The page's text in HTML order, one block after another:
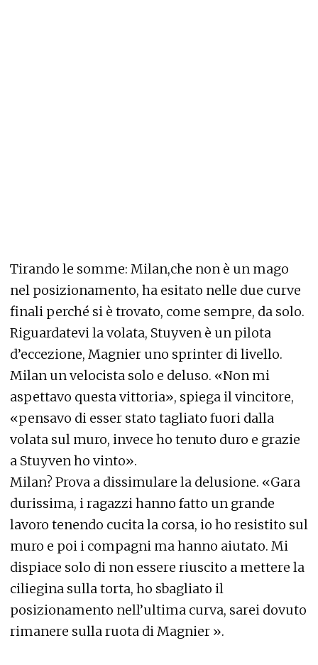
Tirando le somme: Milan,che non è un mago
nel posizionamento, ha esitato nelle due curve
finali perché si è trovato, come sempre, da solo.
Riguardatevi la volata, Stuyven è un pilota
d’eccezione, Magnier uno sprinter di livello.
Milan un velocista solo e deluso. «Non mi
aspettavo questa vittoria», spiega il vincitore,
«pensavo di esser stato tagliato fuori dalla
volata sul muro, invece ho tenuto duro e grazie
a Stuyven ho vinto».
Milan? Prova a dissimulare la delusione. «Gara
durissima, i ragazzi hanno fatto un grande
lavoro tenendo cucita la corsa, io ho resistito sul
muro e poi i compagni ma hanno aiutato. Mi
dispiace solo di non essere riuscito a mettere la
ciliegina sulla torta, ho sbagliato il
posizionamento nell’ultima curva, sarei dovuto
rimanere sulla ruota di Magnier ».